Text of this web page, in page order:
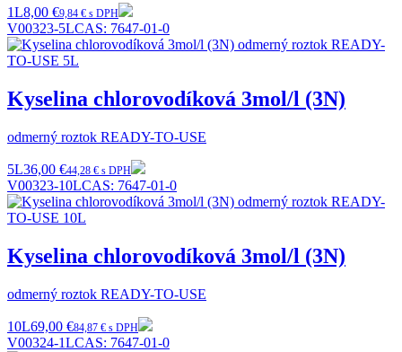
1L8,00 €9,84 € s DPH
V00323-5LCAS: 7647-01-0
Kyselina chlorovodíková 3mol/l (3N)
odmerný roztok READY-TO-USE
5L36,00 €44,28 € s DPH
V00323-10LCAS: 7647-01-0
Kyselina chlorovodíková 3mol/l (3N)
odmerný roztok READY-TO-USE
10L69,00 €84,87 € s DPH
V00324-1LCAS: 7647-01-0